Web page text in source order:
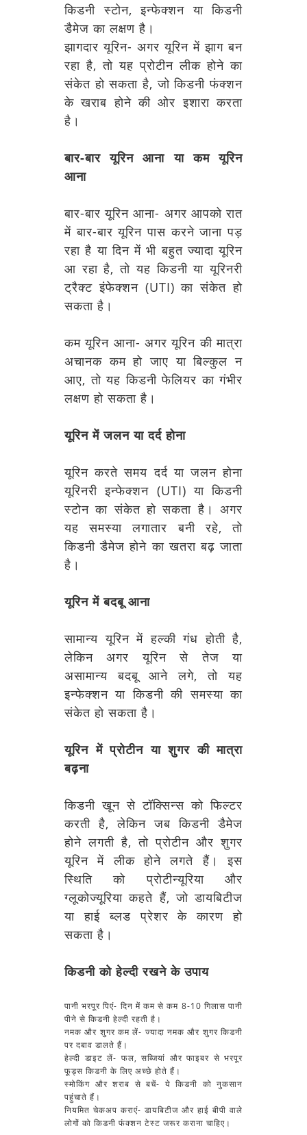
किडनी स्टोन, इन्फेक्शन या किडनी
डैमेज का लक्षण है।
झागदार यूरिन- अगर यूरिन में झाग बन
रहा है, तो यह प्रोटीन लीक होने का
संकेत हो सकता है, जो किडनी फंक्शन
के खराब होने की ओर इशारा करता
है।
बार-बार यूरिन आना या कम यूरिन
आना
बार-बार यूरिन आना- अगर आपको रात
में बार-बार यूरिन पास करने जाना पड़
रहा है या दिन में भी बहुत ज्यादा यूरिन
आ रहा है, तो यह किडनी या यूरिनरी
ट्रैक्ट इंफेक्शन (UTI) का संकेत हो
सकता है।
कम यूरिन आना- अगर यूरिन की मात्रा
अचानक कम हो जाए या बिल्कुल न
आए, तो यह किडनी फेलियर का गंभीर
लक्षण हो सकता है।
यूरिन में जलन या दर्द होना
यूरिन करते समय दर्द या जलन होना
यूरिनरी इन्फेक्शन (UTI) या किडनी
स्टोन का संकेत हो सकता है। अगर
यह समस्या लगातार बनी रहे, तो
किडनी डैमेज होने का खतरा बढ़ जाता
है।
यूरिन में बदबू आना
सामान्य यूरिन में हल्की गंध होती है,
लेकिन अगर यूरिन से तेज या
असामान्य बदबू आने लगे, तो यह
इन्फेक्शन या किडनी की समस्या का
संकेत हो सकता है।
यूरिन में प्रोटीन या शुगर की मात्रा
बढ़ना
किडनी खून से टॉक्सिन्स को फिल्टर
करती है, लेकिन जब किडनी डैमेज
होने लगती है, तो प्रोटीन और शुगर
यूरिन में लीक होने लगते हैं। इस
स्थिति को प्रोटीन्यूरिया और
ग्लूकोज्यूरिया कहते हैं, जो डायबिटीज
या हाई ब्लड प्रेशर के कारण हो
सकता है।
किडनी को हेल्दी रखने के उपाय
पानी भरपूर पिएं- दिन में कम से कम 8-10 गिलास पानी
पीने से किडनी हेल्दी रहती है।
नमक और शुगर कम लें- ज्यादा नमक और शुगर किडनी
पर दबाव डालते हैं।
हेल्दी डाइट लें- फल, सब्जियां और फाइबर से भरपूर
फूड्स किडनी के लिए अच्छे होते हैं।
स्मोकिंग और शराब से बचें- ये किडनी को नुकसान
पहुंचाते हैं।
नियमित चेकअप कराएं- डायबिटीज और हाई बीपी वाले
लोगों को किडनी फंक्शन टेस्ट जरूर कराना चाहिए।